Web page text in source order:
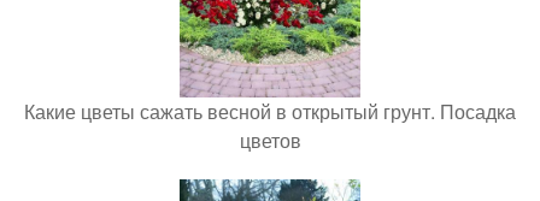
Какие цветы сажать весной в открытый грунт. Посадка
цветов